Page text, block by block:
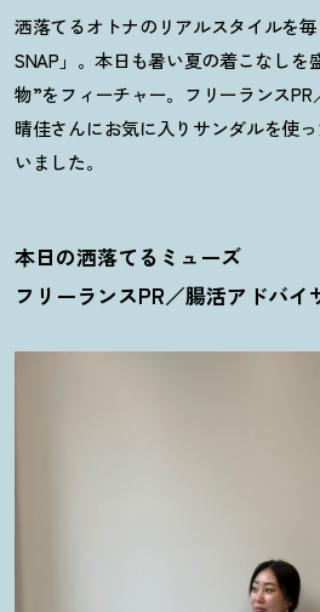
洒落てるオトナのリアルスタイルを毎
SNAP」。本日も暑い夏の着こなしを
物”をフィーチャー。フリーランス
晴佳さんにお気に入りサンダルを使
いました。
本日の洒落てるミューズ
フリーランスPR／腸活アドバ